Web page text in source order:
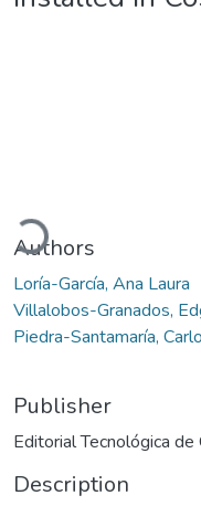
Loading...
Authors
Loría-García, Ana Laura
Villalobos-Granados,
Piedra-Santamaría,
Publisher
Editorial Tecnológica
Description